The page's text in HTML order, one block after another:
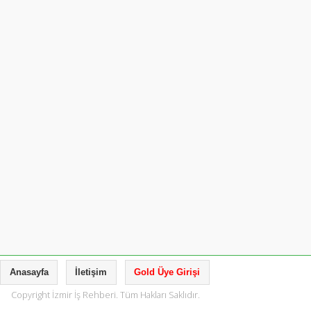
Anasayfa İletişim Gold Üye Girişi
Copyright İzmir İş Rehberi. Tüm Hakları Saklıdır.